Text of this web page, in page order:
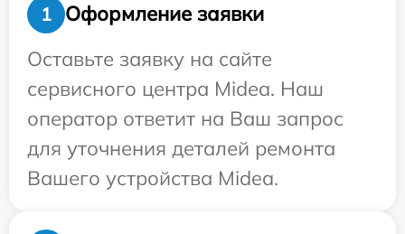
1
Оформление заявки
Оставьте заявку на сайте
сервисного центра Midea. Наш
оператор ответит на Ваш запрос
для уточнения деталей ремонта
Вашего устройства Midea.